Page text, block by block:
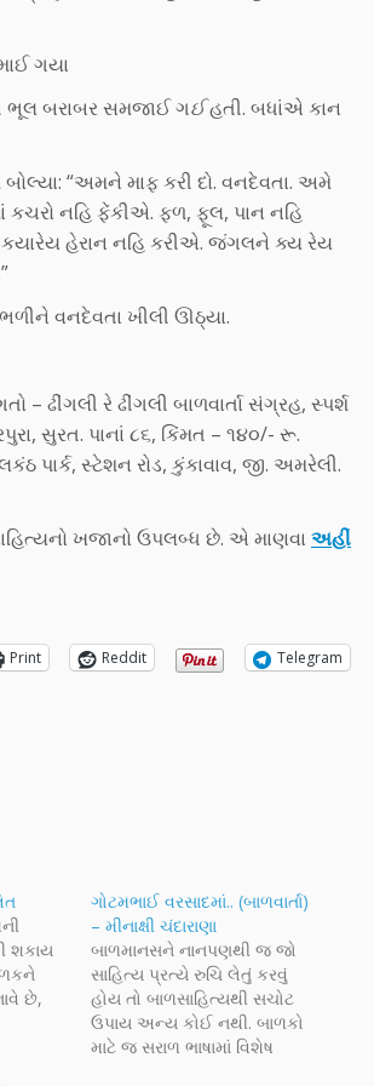
ગયા
ભૂલ બરાબર સમજાઈ ગઈહતી. બધાંએ કાન
“અમને માફ કરી દો. વનદેવતા. અમે
કચરો નહિ ફેંકીએ. ફળ, ફૂલ, પાન નહિ
હેરાન નહિ કરીએ. જંગલને ક્ય રેય
વનદેવતા ખીલી ઊઠ્યા.
– ઢીંગલી રે ઢીંગલી બાળવાર્તા સંગ્રહ, સ્પર્શ
સુરત. પાનાં ૮૬, કિંમત – ૧૪૦/- રૂ.
પાર્ક, સ્ટેશન રોડ, કુંકાવાવ, જી. અમરેલી.
ખજાનો ઉપલબ્ધ છે. એ માણવા અહીં
Print Reddit
Telegram
શકાય
છે,
ગોટમભાઈ વરસાદમાં.. (બાળવાર્તા)
– મીનાક્ષી ચંદારાણા
બાળમાનસને નાનપણથી જ જો
સાહિત્ય પ્રત્યે રુચિ લેતું કરવું
હોય તો બાળસાહિત્યથી સચોટ
ઉપાય અન્ય કોઈ નથી. બાળકો
માટે જ સરાળ ભાષામાં વિશેષ